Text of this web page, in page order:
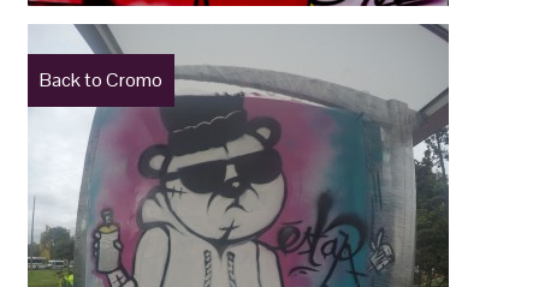
Back to Cromo